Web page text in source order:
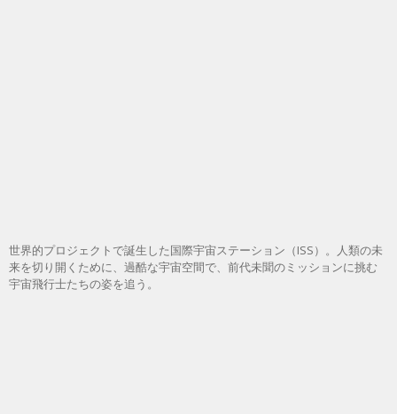
世界的プロジェクトで誕生した国際宇宙ステーション（ISS）。人類の未
来を切り開くために、過酷な宇宙空間で、前代未聞のミッションに挑む
宇宙飛行士たちの姿を追う。